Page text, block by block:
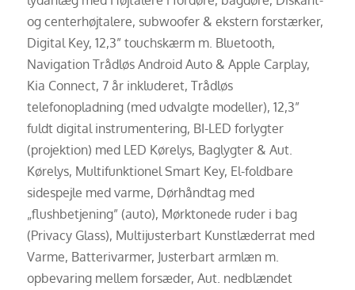
og centerhøjtalere, subwoofer & ekstern forstærker,
Digital Key, 12,3” touchskærm m. Bluetooth,
Navigation Trådløs Android Auto & Apple Carplay,
Kia Connect, 7 år inkluderet, Trådløs
telefonopladning (med udvalgte modeller), 12,3”
fuldt digital instrumentering, BI-LED forlygter
(projektion) med LED Kørelys, Baglygter & Aut.
Kørelys, Multifunktionel Smart Key, El-foldbare
sidespejle med varme, Dørhåndtag med
„flushbetjening” (auto), Mørktonede ruder i bag
(Privacy Glass), Multijusterbart Kunstlæderrat med
Varme, Batterivarmer, Justerbart armlæn m.
opbevaring mellem forsæder, Aut. nedblændet